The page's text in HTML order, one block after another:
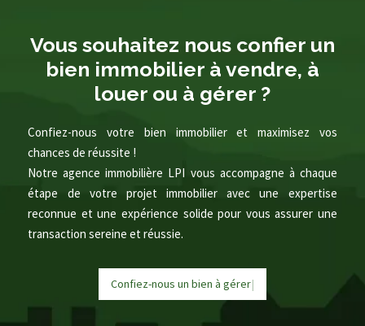
Vous souhaitez nous confier un
bien immobilier à vendre, à
louer ou à gérer ?
Confiez-nous votre bien immobilier et maximisez vos
chances de réussite !
Notre agence immobilière LPI vous accompagne à chaque
étape de votre projet immobilier avec une expertise
reconnue et une expérience solide pour vous assurer une
transaction sereine et réussie.
Confiez-nous un bien à gérer|